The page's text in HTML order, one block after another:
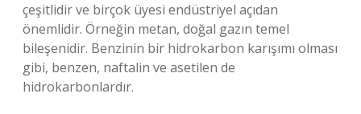
çeşitlidir ve birçok üyesi endüstriyel açıdan
önemlidir. Örneğin metan, doğal gazın temel
bileşenidir. Benzinin bir hidrokarbon karışımı olması
gibi, benzen, naftalin ve asetilen de
hidrokarbonlardır.